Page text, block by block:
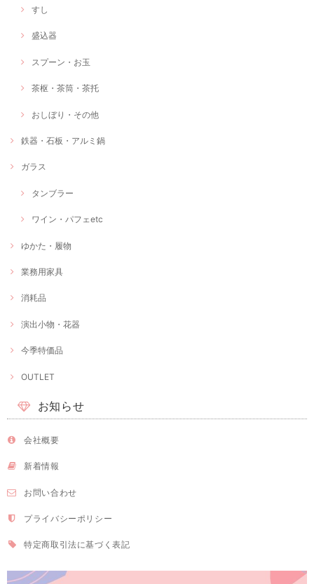
すし
盛込器
スプーン・お玉
茶枢・茶筒・茶托
おしぼり・その他
鉄器・石板・アルミ鍋
ガラス
タンブラー
ワイン・パフェetc
ゆかた・履物
業務用家具
消耗品
演出小物・花器
今季特価品
OUTLET
お知らせ
会社概要
新着情報
お問い合わせ
プライバシーポリシー
特定商取引法に基づく表記